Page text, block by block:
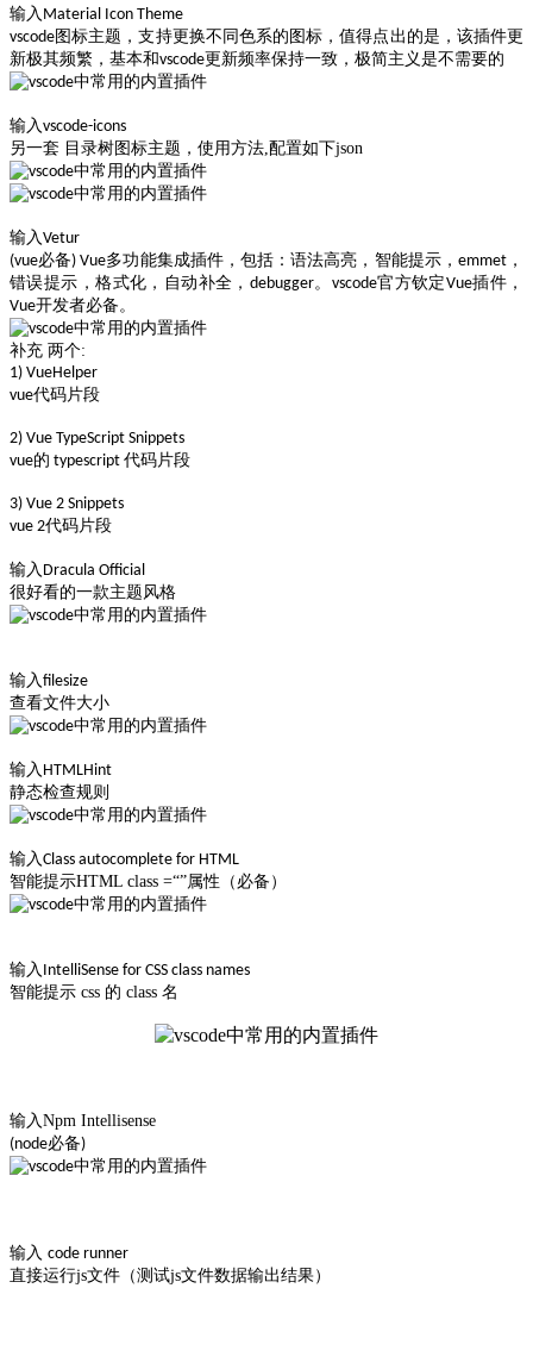
输入 Material Icon Theme
vscode图标主题，支持更换不同色系的图标，值得点出的是，该插件更
新极其频繁，基本和vscode更新频率保持一致，极简主义是不需要的
输入vscode-icons
另一套 目录树图标主题，使用方法,配置如下json
输入Vetur
(vue必备) Vue多功能集成插件，包括：语法高亮，智能提示，emmet，
错误提示，格式化，自动补全，debugger。vscode官方钦定Vue插件，
Vue开发者必备。
补充 两个:
1) VueHelper
vue代码片段
2) Vue TypeScript Snippets
vue的 typescript 代码片段
3) Vue 2 Snippets
vue 2代码片段
输入 Dracula Official
很好看的一款主题风格
输入filesize
查看文件大小
输入 HTMLHint
静态检查规则
输入Class autocomplete for HTML
智能提示HTML class =“”属性（必备）
输入 IntelliSense for CSS class names
智能提示 css 的 class 名
输入Npm Intellisense
(node必备)
输入 code runner
直接运行js文件（测试js文件数据输出结果）